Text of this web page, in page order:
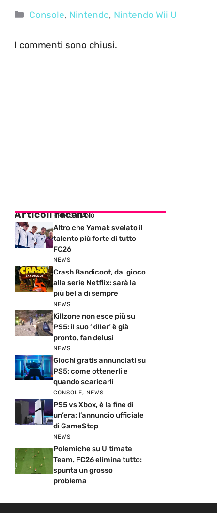
Categorie
Console, Nintendo, Nintendo Wii U
I commenti sono chiusi.
Articoli recenti
PRIMO PIANO
Altro che Yamal: svelato il
talento più forte di tutto
FC26
NEWS
Crash Bandicoot, dal gioco
alla serie Netflix: sarà la
più bella di sempre
NEWS
Killzone non esce più su
PS5: il suo ‘killer’ è già
pronto, fan delusi
NEWS
Giochi gratis annunciati su
PS5: come ottenerli e
quando scaricarli
CONSOLE, NEWS
PS5 vs Xbox, è la fine di
un’era: l’annuncio ufficiale
di GameStop
NEWS
Polemiche su Ultimate
Team, FC26 elimina tutto:
spunta un grosso
problema